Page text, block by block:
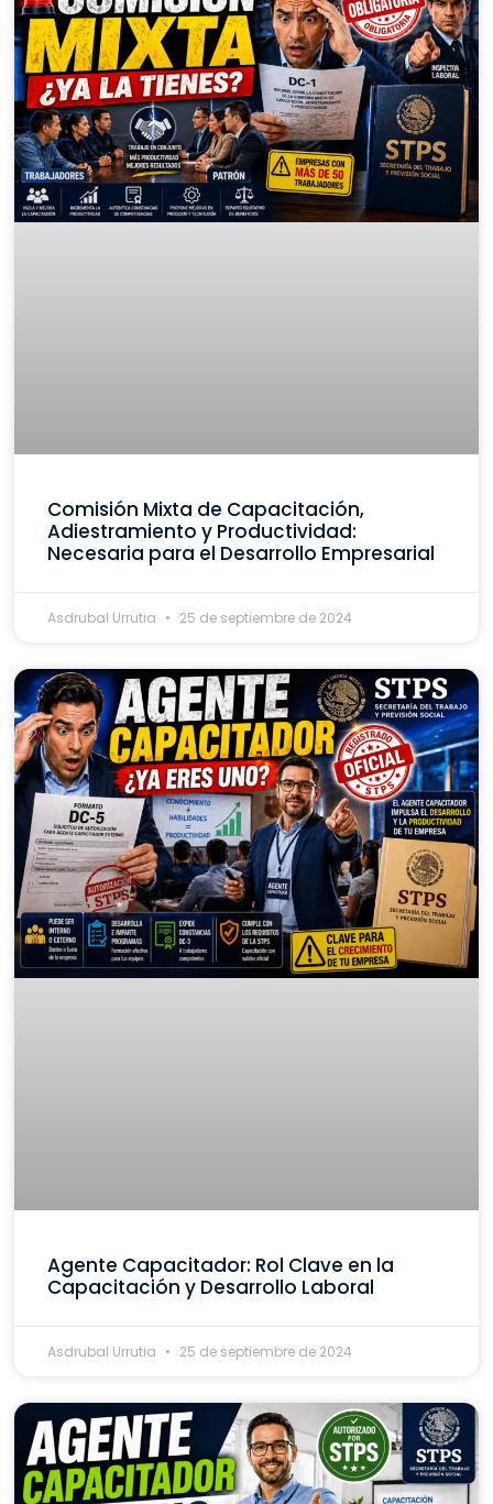
Comisión Mixta de Capacitación,
Adiestramiento y Productividad:
Necesaria para el Desarrollo Empresarial
Asdrubal Urrutia 25 de septiembre de 2024
Agente Capacitador: Rol Clave en la
Capacitación y Desarrollo Laboral
Asdrubal Urrutia 25 de septiembre de 2024